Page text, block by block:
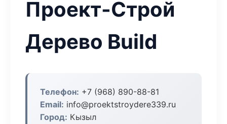
Проект-Строй
Дерево Build
Телефон: +7 (968) 890-88-81
Email: info@proektstroydere339.ru
Город: Кызыл